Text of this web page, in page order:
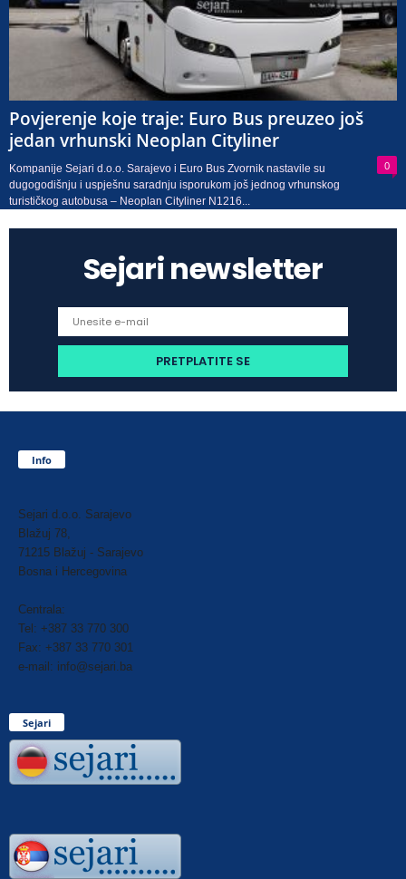
Povjerenje koje traje: Euro Bus preuzeo još
jedan vrhunski Neoplan Cityliner
0
Kompanije Sejari d.o.o. Sarajevo i Euro Bus Zvornik nastavile su
dugogodišnju i uspješnu saradnju isporukom još jednog vrhunskog
turističkog autobusa – Neoplan Cityliner N1216...
Sejari newsletter
Info
Sejari d.o.o. Sarajevo
Blažuj 78,
71215 Blažuj - Sarajevo
Bosna i Hercegovina
Centrala:
Tel: +387 33 770 300
Fax: +387 33 770 301
e-mail: info@sejari.ba
Sejari